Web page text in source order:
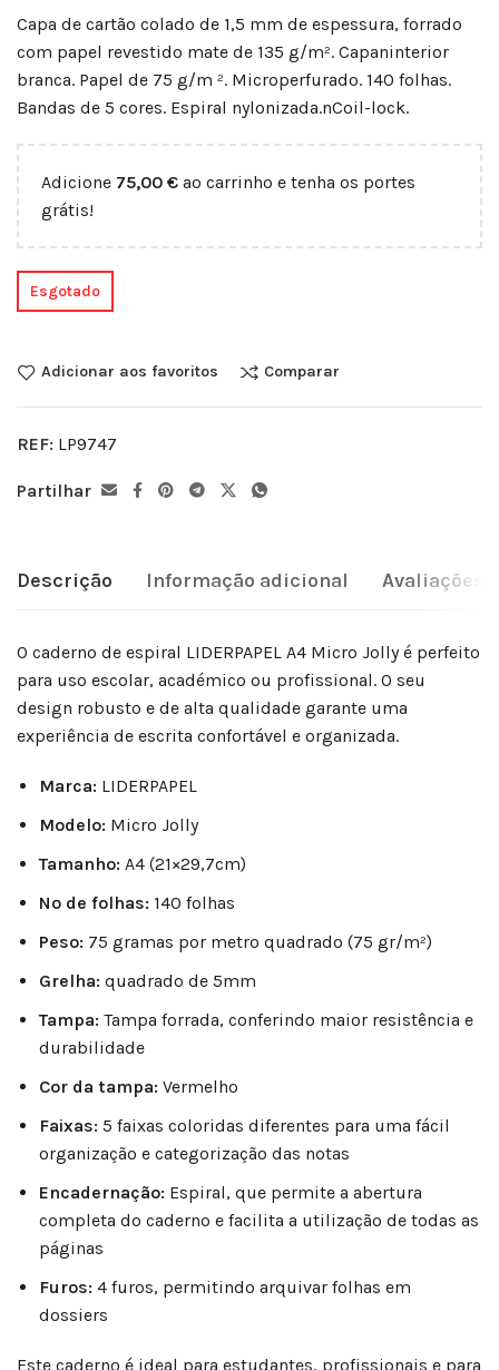
Capa de cartão colado de 1,5 mm de espessura, forrado
com papel revestido mate de 135 g/m². Capaninterior
branca. Papel de 75 g/m ². Microperfurado. 140 folhas.
Bandas de 5 cores. Espiral nylonizada.nCoil-lock.
Adicione 75,00 € ao carrinho e tenha os portes
grátis!
Esgotado
Adicionar aos favoritos Comparar
REF: LP9747
Partilhar
Descrição Informação adicional Avaliações
O caderno de espiral LIDERPAPEL A4 Micro Jolly é perfeito
para uso escolar, académico ou profissional. O seu
design robusto e de alta qualidade garante uma
experiência de escrita confortável e organizada.
Marca: LIDERPAPEL
Modelo: Micro Jolly
Tamanho: A4 (21×29,7cm)
Nº de folhas: 140 folhas
Peso: 75 gramas por metro quadrado (75 gr/m²)
Grelha: quadrado de 5mm
Tampa: Tampa forrada, conferindo maior resistência e
durabilidade
Cor da tampa: Vermelho
Faixas: 5 faixas coloridas diferentes para uma fácil
organização e categorização das notas
Encadernação: Espiral, que permite a abertura
completa do caderno e facilita a utilização de todas as
páginas
Furos: 4 furos, permitindo arquivar folhas em
dossiers
Este caderno é ideal para estudantes, profissionais e para